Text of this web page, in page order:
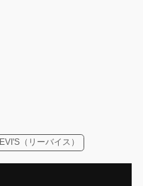
（リーバイス）